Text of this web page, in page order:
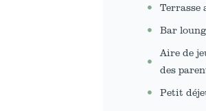
Terrasse
Bar
Aire de
des
Petit